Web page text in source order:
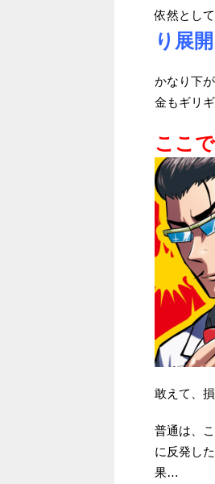
依然とし
り展開
かなり下
金もギリ
ここ
敢えて、
普通は、
に反発し
果…